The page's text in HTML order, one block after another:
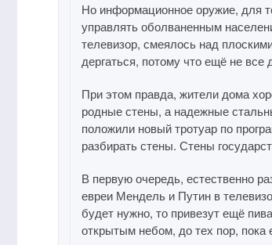
Но информационное оружие, для
управлять оболваненным
телевизор, смеялось над
дергаться, потому что ещё не все
При этом правда, жители дома
родные стены, а надежные
положили новый тротуар по
разбирать стены. Стены
В первую очередь, естественно
евреи Мендель и Путин в
будет нужно, то привезут ещё
открытым небом, до тех пор, пока